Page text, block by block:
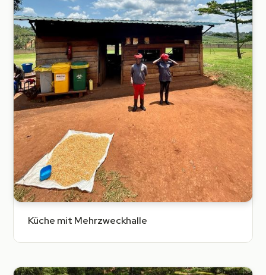
Küche mit Mehrzweckhalle